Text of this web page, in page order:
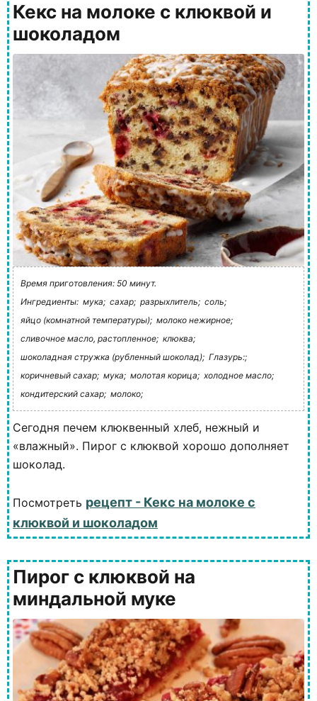
Кекс на молоке с клюквой и
шоколадом
Время приготовления: 50 минут.
Ингредиенты: мука; сахар; разрыхлитель; соль;
яйцо (комнатной температуры); молоко нежирное;
сливочное масло, растопленное; клюква;
шоколадная стружка (рубленный шоколад); Глазурь:;
коричневый сахар; мука; молотая корица; холодное масло;
кондитерский сахар; молоко;
Сегодня печем клюквенный хлеб, нежный и
«влажный». Пирог с клюквой хорошо дополняет
шоколад.
Посмотреть рецепт - Кекс на молоке с
клюквой и шоколадом
Пирог с клюквой на
миндальной муке